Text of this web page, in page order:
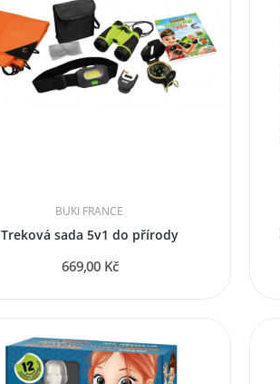
BUKI FRANCE
Treková sada 5v1 do přírody
669,00 Kč